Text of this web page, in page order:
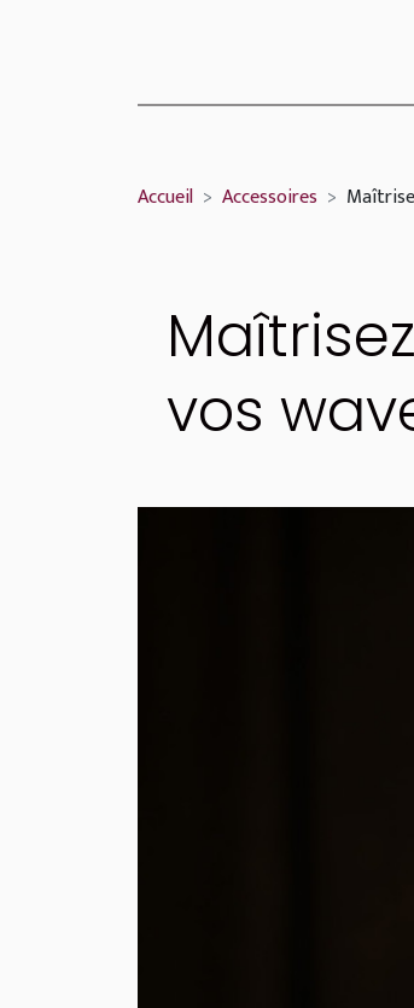
Accueil Accessoires
vos